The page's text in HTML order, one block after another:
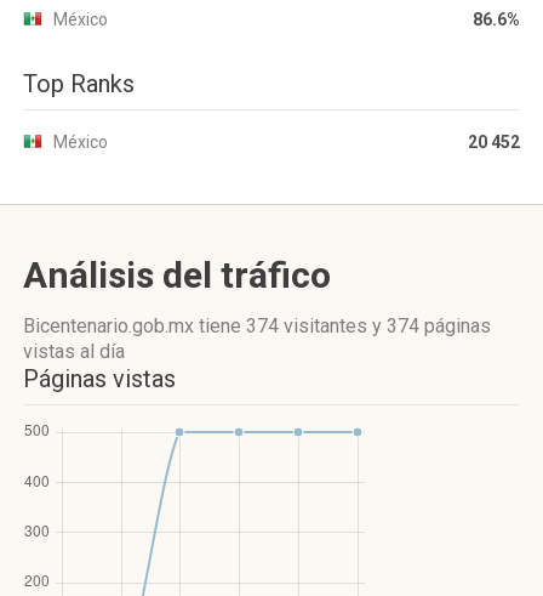
México 86.6%
Top Ranks
México 20 452
Análisis del tráfico
Bicentenario.gob.mx tiene 374 visitantes y 374 páginas
vistas al día
Páginas vistas